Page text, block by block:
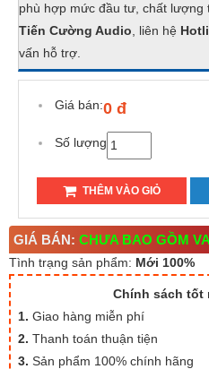
phù hợp mức đầu tư, chất lượng
Tiến Cường Audio , liên hệ
vấn hỗ trợ.
Giá bán:0 đ
Số lượng
THÊM VÀO GIỎ
GIÁ BÁN: CHƯA BAO GỒM
Tình trạng sản phẩm: Mới 100%
Chính sách tốt
1. Giao hàng miễn phí
2. Thanh toán thuận tiện
3. Sản phẩm 100% chính hãng